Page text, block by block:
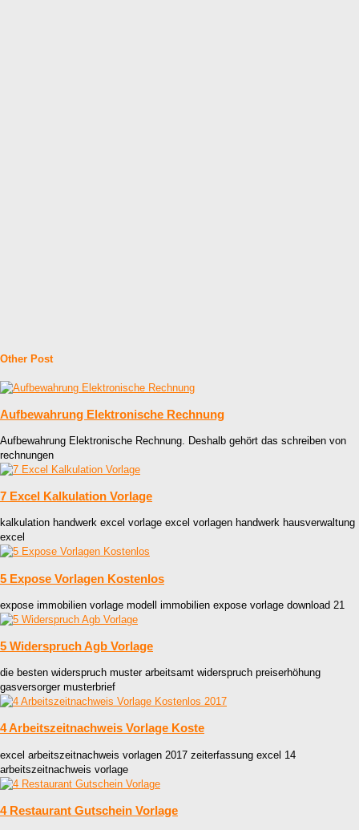
Other Post
Aufbewahrung Elektronische Rechnung
Aufbewahrung Elektronische Rechnung. Deshalb gehört das schreiben von
rechnungen
7 Excel Kalkulation Vorlage
kalkulation handwerk excel vorlage excel vorlagen handwerk hausverwaltung
excel
5 Expose Vorlagen Kostenlos
expose immobilien vorlage modell immobilien expose vorlage download 21
5 Widerspruch Agb Vorlage
die besten widerspruch muster arbeitsamt widerspruch preiserhöhung
gasversorger musterbrief
4 Arbeitszeitnachweis Vorlage Koste
excel arbeitszeitnachweis vorlagen 2017 zeiterfassung excel 14
arbeitszeitnachweis vorlage
4 Restaurant Gutschein Vorlage